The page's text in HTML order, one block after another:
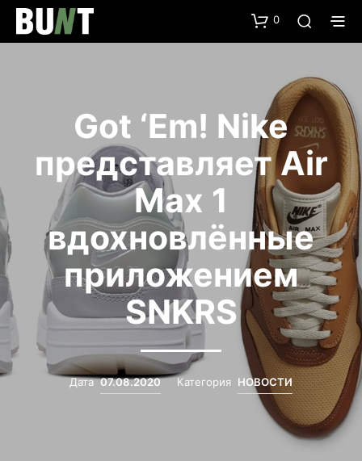
0
Got ‘Em! Nike
представляет Air
Max 1
вдохновлённые
приложением
SNKRS
Дата 07.08.2020 Категория НОВОСТИ